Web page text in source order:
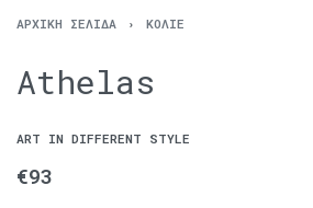
ΑΡΧΙΚΉ ΣΕΛΊΔΑ › ΚΟΛΙΈ
Athelas
ART IN DIFFERENT STYLE
€93